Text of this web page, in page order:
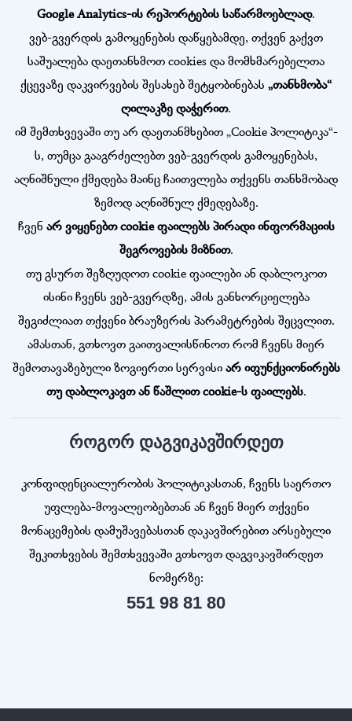
Google Analytics-ის რეპორტების საწარმოებლად.
ვებ-გვერდის გამოყენების დაწყებამდე, თქვენ გაქვთ
საშუალება დაეთანხმოთ cookies და მომხმარებელთა
ქცევაზე დაკვირვების შესახებ შეტყობინებას „თანხმობა“
ღილაკზე დაჭერით.
იმ შემთხვევაში თუ არ დაეთანმხებით „Cookie პოლიტიკა“-
ს, თუმცა გააგრძელებთ ვებ-გვერდის გამოყენებას,
აღნიშნული ქმედება მაინც ჩაითვლება თქვენს თანხმობად
ზემოდ აღნიშნულ ქმედებაზე.
ჩვენ არ ვიყენებთ cookie ფაილებს პირადი ინფორმაციის
შეგროვების მიზნით.
თუ გსურთ შეზღუდოთ cookie ფაილები ან დაბლოკოთ
ისინი ჩვენს ვებ-გვერდზე, ამის განხორციელება
შეგიძლიათ თქვენი ბრაუზერის პარამეტრების შეცვლით.
ამასთან, გთხოვთ გაითვალისწინოთ რომ ჩვენს მიერ
შემოთავაზებული ზოგიერთი სერვისი არ იფუნქციონირებს
თუ დაბლოკავთ ან წაშლით cookie-ს ფაილებს.
როგორ დაგვიკავშირდეთ
კონფიდენციალურობის პოლიტიკასთან, ჩვენს საერთო
უფლება-მოვალეობებთან ან ჩვენ მიერ თქვენი
მონაცემების დამუშავებასთან დაკავშირებით არსებული
შეკითხვების შემთხვევაში გთხოვთ დაგვიკავშირდეთ
ნომერზე:
551 98 81 80